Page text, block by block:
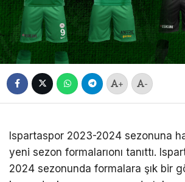
+ -
Ispartaspor 2023-2024 sezonuna
yeni sezon formalarıonı tanıttı.
2024 sezonunda formalara şık bir